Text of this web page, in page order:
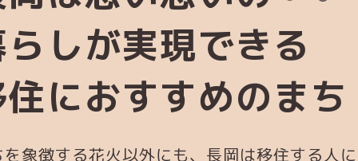
しが実現できる
におすすめのまち
を象徴する花火以外にも、長岡は移住する人